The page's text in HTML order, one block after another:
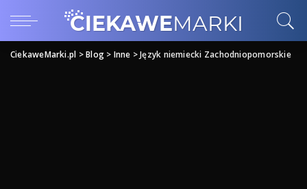
CiekaweMarki.pl >Blog> Inne >Język niemiecki Zachodniopomorskie